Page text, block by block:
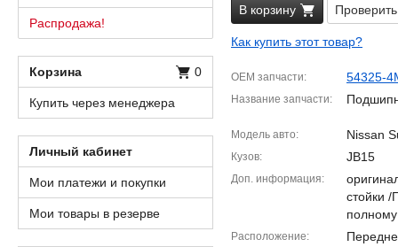
В корзину
Как купить этот товар?
OEM запчасти 54325-
Название запчасти
Модель авто Nissan
Кузов JB15
Доп. информация
стойки
Расположение
Распродажа!
Корзина 0
Купить через менеджера
Личный кабинет
Мои платежи и покупки
Мои товары в резерве